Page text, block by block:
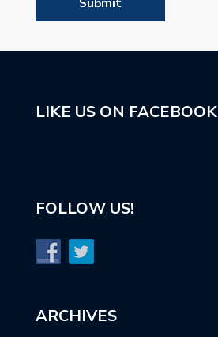
LIKE US ON FACEBOOK
FOLLOW US!
ARCHIVES